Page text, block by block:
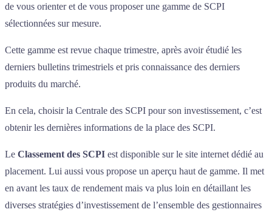
de vous orienter et de vous proposer une gamme de SCPI
sélectionnées sur mesure.
Cette gamme est revue chaque trimestre, après avoir étudié les
derniers bulletins trimestriels et pris connaissance des derniers
produits du marché.
En cela, choisir la Centrale des SCPI pour son investissement, c’est
obtenir les dernières informations de la place des SCPI.
Le Classement des SCPI est disponible sur le site internet dédié au
placement. Lui aussi vous propose un aperçu haut de gamme. Il met
en avant les taux de rendement mais va plus loin en détaillant les
diverses stratégies d’investissement de l’ensemble des gestionnaires